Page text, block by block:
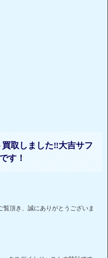
取しました‼大吉サフ
す！
頂き、誠にありがとうございま